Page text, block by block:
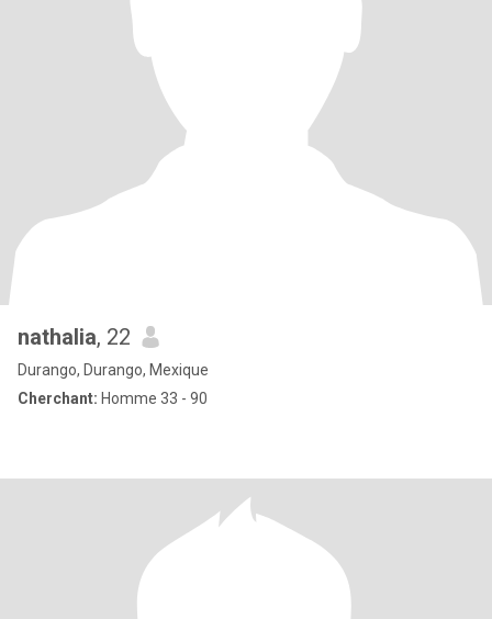
nathalia, 22
Durango, Durango, Mexique
Cherchant: Homme 33 - 90